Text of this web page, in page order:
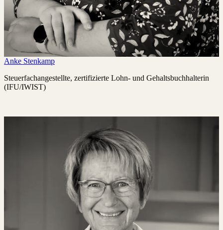
Anke Stenkamp
Steuerfachangestellte, zertifizierte Lohn- und Gehaltsbuchhalterin
(IFU/IWIST)